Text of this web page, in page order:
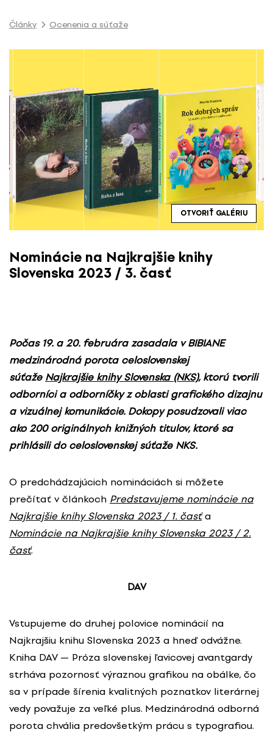
Články Ocenenia a súťaže
OTVORIŤ GALÉRIU
Nominácie na Najkrajšie knihy
Slovenska 2023 / 3. časť
Počas 19. a 20. februára zasadala v BIBIANE
medzinárodná porota celoslovenskej
súťaže Najkrajšie knihy Slovenska (NKS), ktorú tvorili
odborníci a odborníčky z oblasti grafického dizajnu
a vizuálnej komunikácie. Dokopy posudzovali viac
ako 200 originálnych knižných titulov, ktoré sa
prihlásili do celoslovenskej súťaže NKS.
O predchádzajúcich nomináciách si môžete
prečítať v článkoch Predstavujeme nominácie na
Najkrajšie knihy Slovenska 2023 / 1. časťa
Nominácie na Najkrajšie knihy Slovenska 2023 / 2.
časť.
DAV
Vstupujeme do druhej polovice nominácií na
Najkrajšiu knihu Slovenska 2023 a hneď odvážne.
Kniha DAV — Próza slovenskej ľavicovej avantgardy
strháva pozornosť výraznou grafikou na obálke, čo
sa v prípade šírenia kvalitných poznatkov literárnej
vedy považuje za veľké plus. Medzinárodná odborná
porota chvália predovšetkým prácu s typografiou.